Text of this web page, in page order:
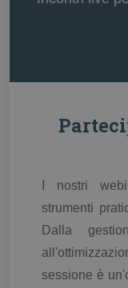
I nostri
strumenti
Dalla
sessione è